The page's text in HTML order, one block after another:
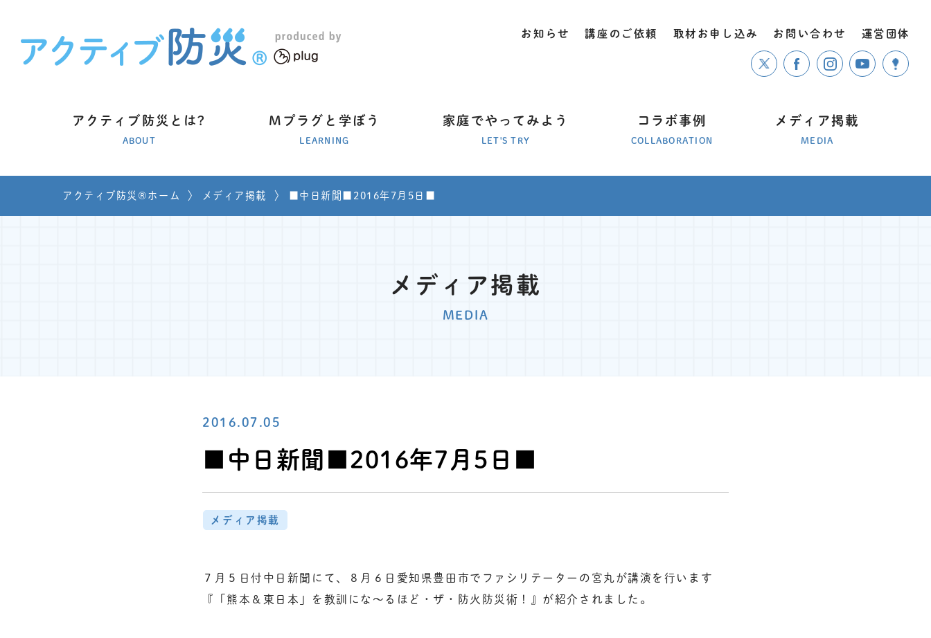
アクティブ防災とは?
ABOUT
Mプラグと学ぼう
LEARNING
家庭でやってみよう
LET'S TRY
コラボ事例
COLLABORATION
メディア掲載
MEDIA
お知らせ 講座のご依頼 取材お申し込み お問い合わせ 運営団体
アクティブ防災®ホーム 〉 メディア掲載 〉 ■中日新聞■2016年7月5日■
メディア掲載
MEDIA
2016.07.05
■中日新聞■2016年7月5日■
メディア掲載
７月５日付中日新聞にて、８月６日愛知県豊田市でファシリテーターの宮丸が講演を行います
『「熊本＆東日本」を教訓にな～るほど・ザ・防火防災術！』が紹介されました。